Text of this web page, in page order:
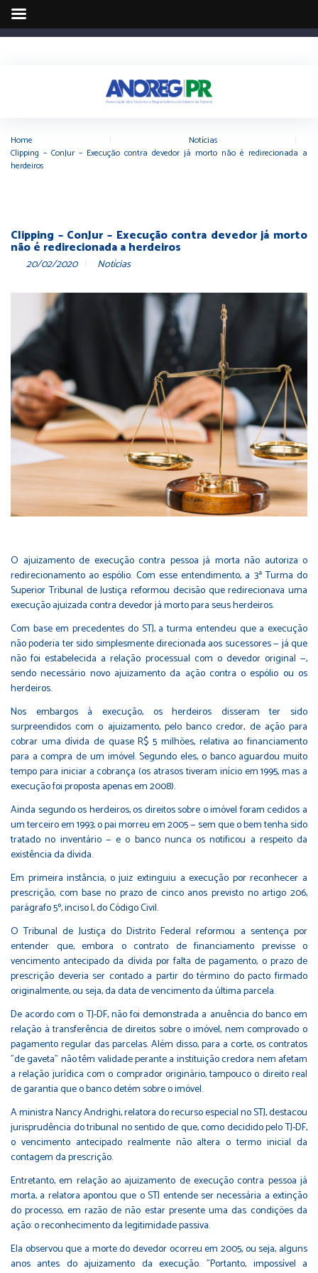
Home Notícias
Clipping – ConJur – Execução contra devedor já morto não é redirecionada a
herdeiros
Clipping – ConJur – Execução contra devedor já morto
não é redirecionada a herdeiros
20/02/2020 Notícias
O ajuizamento de execução contra pessoa já morta não autoriza o
redirecionamento ao espólio. Com esse entendimento, a 3ª Turma do
Superior Tribunal de Justiça reformou decisão que redirecionava uma
execução ajuizada contra devedor já morto para seus herdeiros.
Com base em precedentes do STJ, a turma entendeu que a execução
não poderia ter sido simplesmente direcionada aos sucessores — já que
não foi estabelecida a relação processual com o devedor original —,
sendo necessário novo ajuizamento da ação contra o espólio ou os
herdeiros.
Nos embargos à execução, os herdeiros disseram ter sido
surpreendidos com o ajuizamento, pelo banco credor, de ação para
cobrar uma dívida de quase R$ 5 milhões, relativa ao financiamento
para a compra de um imóvel. Segundo eles, o banco aguardou muito
tempo para iniciar a cobrança (os atrasos tiveram início em 1995, mas a
execução foi proposta apenas em 2008).
Ainda segundo os herdeiros, os direitos sobre o imóvel foram cedidos a
um terceiro em 1993; o pai morreu em 2005 — sem que o bem tenha sido
tratado no inventário — e o banco nunca os notificou a respeito da
existência da dívida.
Em primeira instância, o juiz extinguiu a execução por reconhecer a
prescrição, com base no prazo de cinco anos previsto no artigo 206,
parágrafo 5º, inciso I, do Código Civil.
O Tribunal de Justiça do Distrito Federal reformou a sentença por
entender que, embora o contrato de financiamento previsse o
vencimento antecipado da dívida por falta de pagamento, o prazo de
prescrição deveria ser contado a partir do término do pacto firmado
originalmente, ou seja, da data de vencimento da última parcela.
De acordo com o TJ-DF, não foi demonstrada a anuência do banco em
relação à transferência de direitos sobre o imóvel, nem comprovado o
pagamento regular das parcelas. Além disso, para a corte, os contratos
"de gaveta" não têm validade perante a instituição credora nem afetam
a relação jurídica com o comprador originário, tampouco o direito real
de garantia que o banco detém sobre o imóvel.
A ministra Nancy Andrighi, relatora do recurso especial no STJ, destacou
jurisprudência do tribunal no sentido de que, como decidido pelo TJ-DF,
o vencimento antecipado realmente não altera o termo inicial da
contagem da prescrição.
Entretanto, em relação ao ajuizamento de execução contra pessoa já
morta, a relatora apontou que o STJ entende ser necessária a extinção
do processo, em razão de não estar presente uma das condições da
ação: o reconhecimento da legitimidade passiva.
Ela observou que a morte do devedor ocorreu em 2005, ou seja, alguns
anos antes do ajuizamento da execução. "Portanto, impossível a